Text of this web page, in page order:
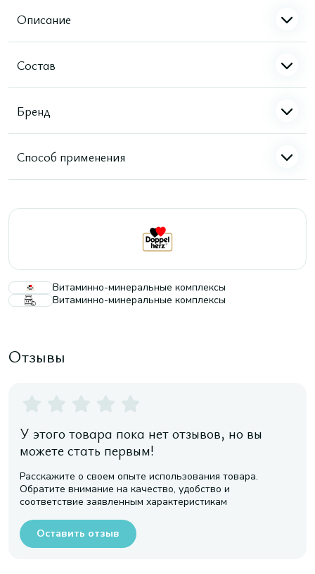
Описание
Состав
Бренд
Способ применения
Витаминно-минеральные комплексы
Витаминно-минеральные комплексы
Отзывы
У этого товара пока нет отзывов, но вы
можете стать первым!
Расскажите о своем опыте использования товара.
Обратите внимание на качество, удобство и
соответствие заявленным характеристикам
Оставить отзыв